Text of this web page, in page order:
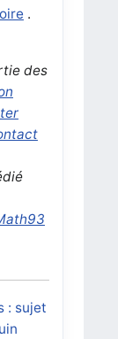
.
des
: sujet